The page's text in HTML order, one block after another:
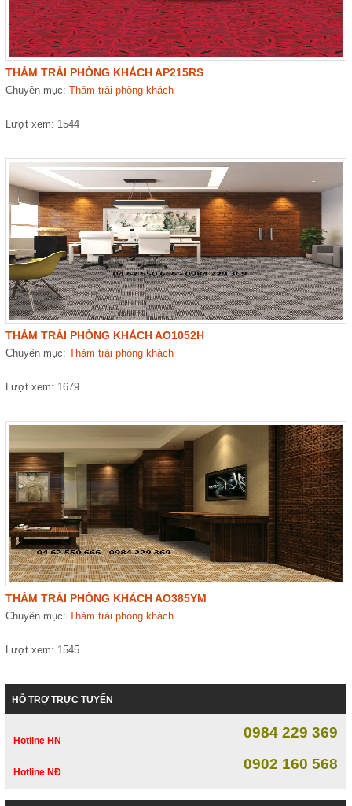
THẢM TRẢI PHÒNG KHÁCH AP215RS
Chuyên mục:Thảm trải phòng khách
Lượt xem: 1544
THẢM TRẢI PHÒNG KHÁCH AO1052H
Chuyên mục:Thảm trải phòng khách
Lượt xem: 1679
THẢM TRẢI PHÒNG KHÁCH AO385YM
Chuyên mục:Thảm trải phòng khách
Lượt xem: 1545
HỖ TRỢ TRỰC TUYẾN
Hotline HN 0984 229 369
Hotline NĐ 0902 160 568